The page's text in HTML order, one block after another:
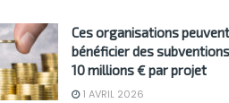
Ces organisations peuvent
bénéficier des
10 millions € par projet
1 AVRIL 2026